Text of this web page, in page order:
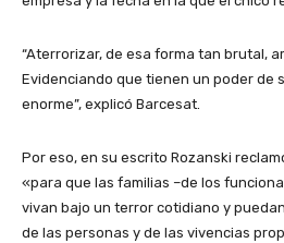
“Aterrorizar, de esa forma tan brutal,
Evidenciando que tienen un poder de
enorme”, explicó Barcesat.
Por eso, en su escrito Rozanski
«para que las familias –de los
vivan bajo un terror cotidiano y
de las personas y de las vivencias